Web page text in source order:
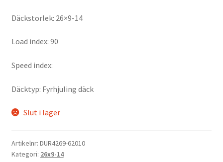
Däckstorlek: 26×9-14
Load index: 90
Speed index:
Däcktyp: Fyrhjuling däck
Slut i lager
Artikelnr: DUR4269-62010
Kategori: 26x9-14